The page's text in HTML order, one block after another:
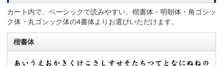
カート内で、ベーシックで読みやすい、楷書体・明朝体・角ゴシッ
ク体・丸ゴシック体の4書体よりお選びいただけます。
楷書体